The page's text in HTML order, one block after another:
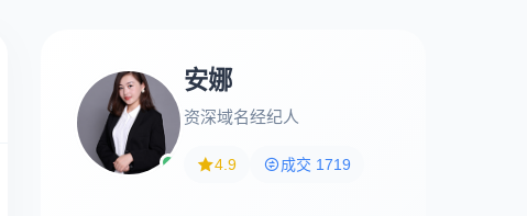
安娜
资深域名经纪人
4.9 成交 1719